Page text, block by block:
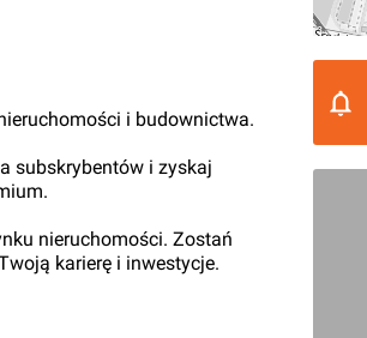
i budownictwa.
subskrybentów i zyskaj
nieruchomości. Zostań
karierę i inwestycje.